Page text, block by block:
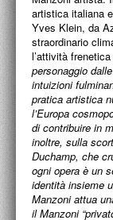
l’attività
personaggio
intuizioni
pratica artistica
l’Europa
di contribuire in
inoltre, sulla
Duchamp, che
ogni opera è un
identità insieme
Manzoni attua
il Manzoni
deroghe,
figura pubblica
che abiti il suo